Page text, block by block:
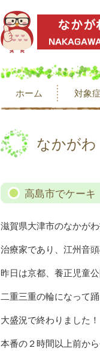
ホーム 対象
なかがわ
高島市でケーキ
滋賀県大津市のなかがわ
治療家であり、江州音
昨日は京都、養正児童
二重三重の輪になって
大盛況で終わりました！
本番の２時間以上前か